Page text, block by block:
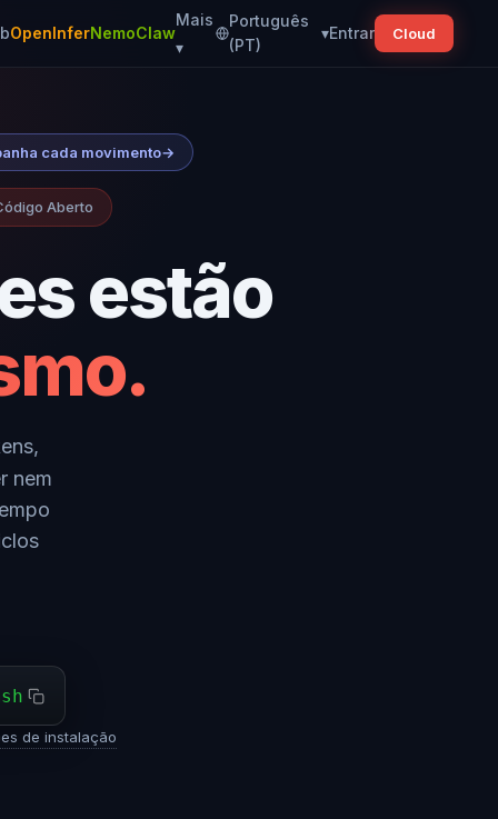
OpenInferNemoClaw
Mais
▾
Português
(PT)
▾Entrar Cloud
cada movimento→
Aberto
estão
nem
de instalação